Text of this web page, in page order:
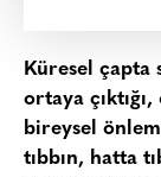
Küresel çapta
ortaya
bireysel
tıbbın, hatta